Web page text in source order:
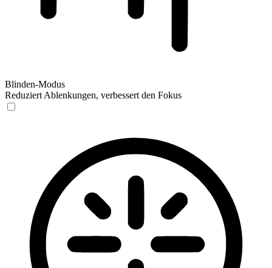
Blinden-Modus
Reduziert Ablenkungen, verbessert den Fokus